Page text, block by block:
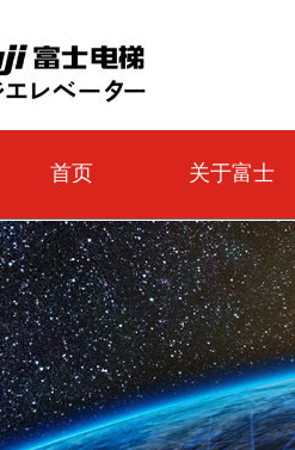
首页 关于富士